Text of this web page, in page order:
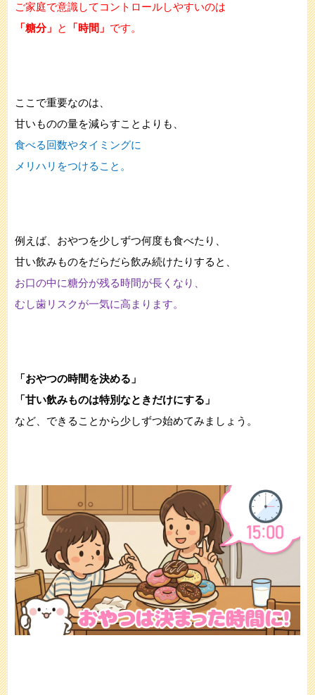
ご家庭で意識してコントロールしやすいのは
「糖分」 と 「時間」 です。
ここで重要なのは、
甘いものの量を減らすことよりも、
食べる回数やタイミングに
メリハリをつけること。
例えば、おやつを少しずつ何度も食べたり、
甘い飲みものをだらだら飲み続けたりすると、
お口の中に糖分が残る時間が長くなり、
むし歯リスクが一気に高まります。
「おやつの時間を決める」
「甘い飲みものは特別なときだけにする」
など、できることから少しずつ始めてみましょう。